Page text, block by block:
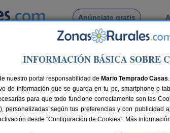
Anúnciate gratis
Busca por pueblo
> Canales
Canales
INFORMACIÓN BÁSICA SOBRE
nuestro portal responsabilidad de Mario Temprado Casas.
de información que se guarda en tu pc, smartphone o
para que todo funcione correctamente son las
personalizadas según tus preferencias y con publicidad
desde “Configuración de Cookies”. Más